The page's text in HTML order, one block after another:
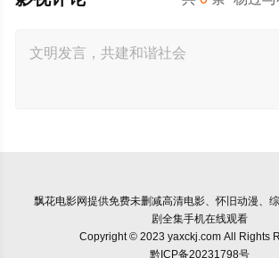
飘花电影网提供免费未删减高清电影、怀旧动漫、
剧全集手机在线观看
Copyright © 2023 yaxckj.com All Rights
黔ICP备20231798号